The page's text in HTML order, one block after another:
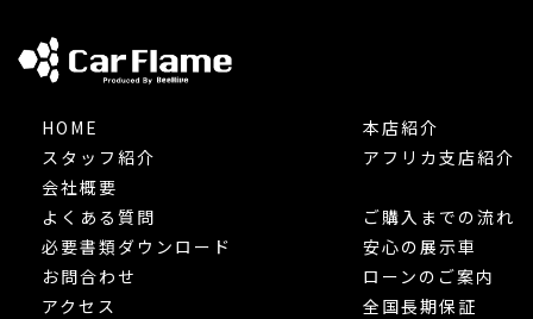
HOME
スタッフ紹介
会社概要
本店紹介
アフリカ支店紹介
よくある質問
必要書類ダウンロード
お問合わせ
アクセス
ご購入までの流れ
安心の展示車
ローンのご案内
全国長期保証